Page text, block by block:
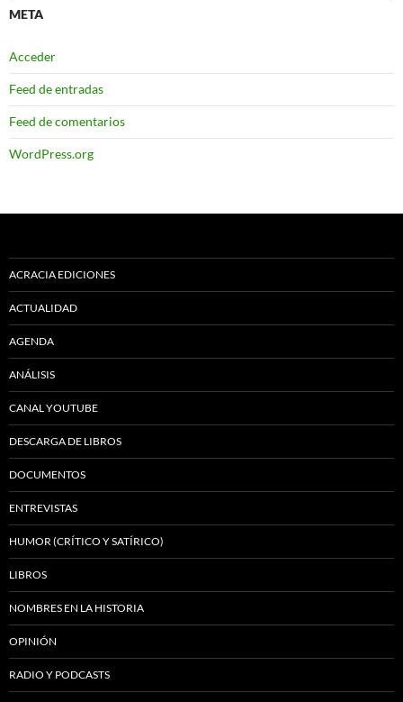
META
Acceder
Feed de entradas
Feed de comentarios
WordPress.org
ACRACIA EDICIONES
ACTUALIDAD
AGENDA
ANÁLISIS
CANAL YOUTUBE
DESCARGA DE LIBROS
DOCUMENTOS
ENTREVISTAS
HUMOR (CRÍTICO Y SATÍRICO)
LIBROS
NOMBRES EN LA HISTORIA
OPINIÓN
RADIO Y PODCASTS